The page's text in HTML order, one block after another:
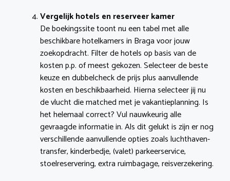
Vergelijk hotels en reserveer kamer
De boekingssite toont nu een tabel met alle
beschikbare hotelkamers in Braga voor jouw
zoekopdracht. Filter de hotels op basis van de
kosten p.p. of meest gekozen. Selecteer de beste
keuze en dubbelcheck de prijs plus aanvullende
kosten en beschikbaarheid. Hierna selecteer jij nu
de vlucht die matched met je vakantieplanning. Is
het helemaal correct? Vul nauwkeurig alle
gevraagde informatie in. Als dit gelukt is zijn er nog
verschillende aanvullende opties zoals luchthaven-
transfer, kinderbedje, (valet) parkeerservice,
stoelreservering, extra ruimbagage, reisverzekering.